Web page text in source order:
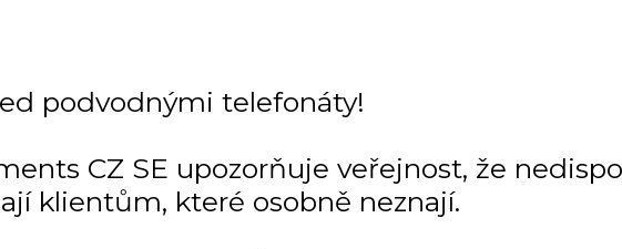
podvodnými telefonáty!
CZ SE upozorňuje veřejnost, že
klientům, které osobně neznají.